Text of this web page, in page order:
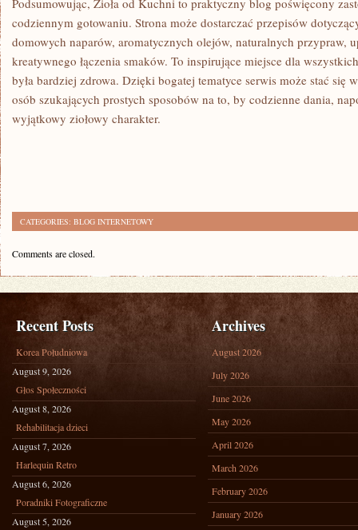
Podsumowując, Zioła od Kuchni to praktyczny blog poświęcony
codziennym gotowaniu. Strona może dostarczać przepisów
domowych naparów, aromatycznych olejów, naturalnych przypraw,
kreatywnego łączenia smaków. To inspirujące miejsce dla
była bardziej zdrowa. Dzięki bogatej tematyce serwis może stać się
osób szukających prostych sposobów na to, by codzienne dania,
wyjątkowy ziołowy charakter.
CATEGORIES: BLOG INTERNETOWY
Comments are closed.
Recent Posts
Korea Południowa
August 9, 2026
Głos Społeczności
August 8, 2026
Rehabilitacja dzieci
August 7, 2026
Harlequin Retro
August 6, 2026
Poradniki Fotograficzne
August 5, 2026
Archives
August 2026
July 2026
June 2026
May 2026
April 2026
March 2026
February 2026
January 2026